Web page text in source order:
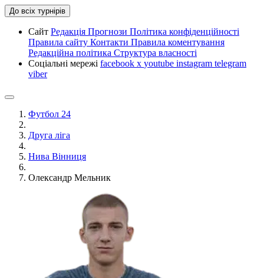
До всіх турнірів
Сайт Редакція Прогнози Політика конфіденційності
Правила сайту Контакти Правила коментування
Редакційна політика Структура власності
Соціальні мережі facebook x youtube instagram telegram
viber
Футбол 24
Друга ліга
Нива Вінниця
Олександр Мельник